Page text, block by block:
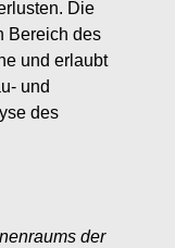
Die
Bereich des
und erlaubt
und
des
der